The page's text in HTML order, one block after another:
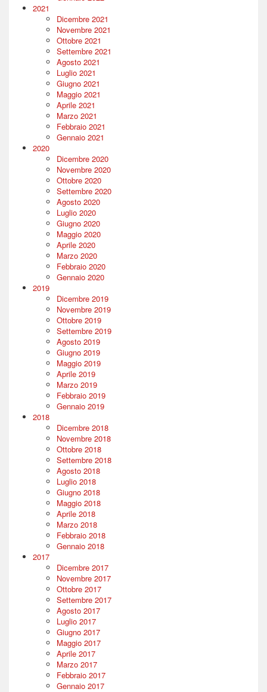
2021
Dicembre 2021
Novembre 2021
Ottobre 2021
Settembre 2021
Agosto 2021
Luglio 2021
Giugno 2021
Maggio 2021
Aprile 2021
Marzo 2021
Febbraio 2021
Gennaio 2021
2020
Dicembre 2020
Novembre 2020
Ottobre 2020
Settembre 2020
Agosto 2020
Luglio 2020
Giugno 2020
Maggio 2020
Aprile 2020
Marzo 2020
Febbraio 2020
Gennaio 2020
2019
Dicembre 2019
Novembre 2019
Ottobre 2019
Settembre 2019
Agosto 2019
Giugno 2019
Maggio 2019
Aprile 2019
Marzo 2019
Febbraio 2019
Gennaio 2019
2018
Dicembre 2018
Novembre 2018
Ottobre 2018
Settembre 2018
Agosto 2018
Luglio 2018
Giugno 2018
Maggio 2018
Aprile 2018
Marzo 2018
Febbraio 2018
Gennaio 2018
2017
Dicembre 2017
Novembre 2017
Ottobre 2017
Settembre 2017
Agosto 2017
Luglio 2017
Giugno 2017
Maggio 2017
Aprile 2017
Marzo 2017
Febbraio 2017
Gennaio 2017